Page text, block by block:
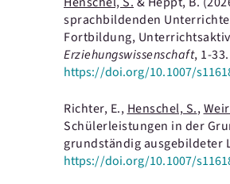
sprachbildenden
Fortbildung,
Erziehungswissenschaft, 1-33.
https://doi.org/10.1007/
Richter, E., Henschel, S.,
Schülerleistungen in der
grundständig ausgebildeter
https://doi.org/10.1007/